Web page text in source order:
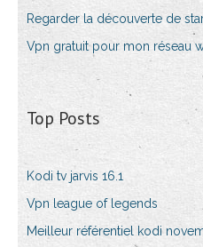
Regarder la découverte de
Vpn gratuit pour mon réseau
Top Posts
Kodi tv jarvis 16.1
Vpn league of legends
Meilleur référentiel kodi